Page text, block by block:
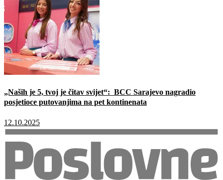
„Naših je 5, tvoj je čitav svijet“: BCC Sarajevo nagradio
posjetioce putovanjima na pet kontinenata
12.10.2025